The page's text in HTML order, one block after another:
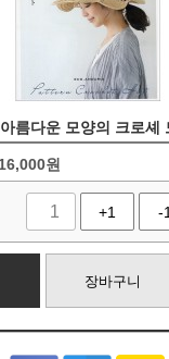
름다운 모양의 크로셰
16,000원
+1 -1
장바구니